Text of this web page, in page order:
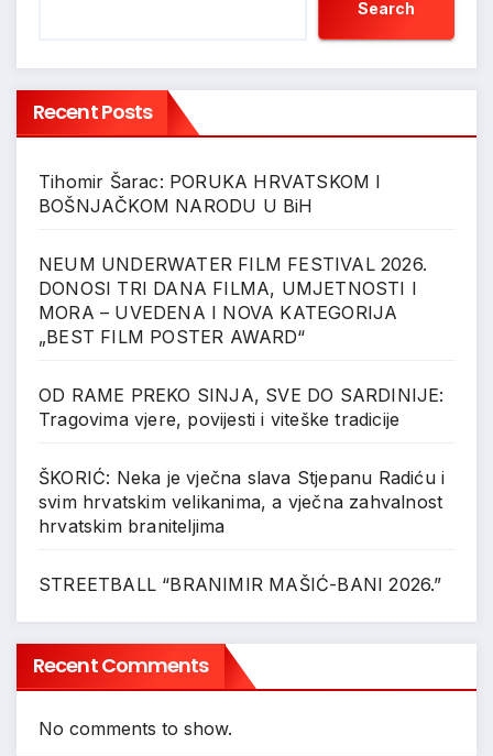
Search
Recent Posts
Tihomir Šarac: PORUKA HRVATSKOM I
BOŠNJAČKOM NARODU U BiH
NEUM UNDERWATER FILM FESTIVAL 2026.
DONOSI TRI DANA FILMA, UMJETNOSTI I
MORA – UVEDENA I NOVA KATEGORIJA
„BEST FILM POSTER AWARD“
OD RAME PREKO SINJA, SVE DO SARDINIJE:
Tragovima vjere, povijesti i viteške tradicije
ŠKORIĆ: Neka je vječna slava Stjepanu Radiću i
svim hrvatskim velikanima, a vječna zahvalnost
hrvatskim braniteljima
STREETBALL “BRANIMIR MAŠIĆ-BANI 2026.”
Recent Comments
No comments to show.